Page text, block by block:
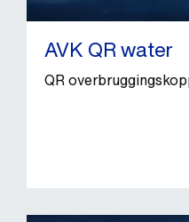
AVK QR water
QR